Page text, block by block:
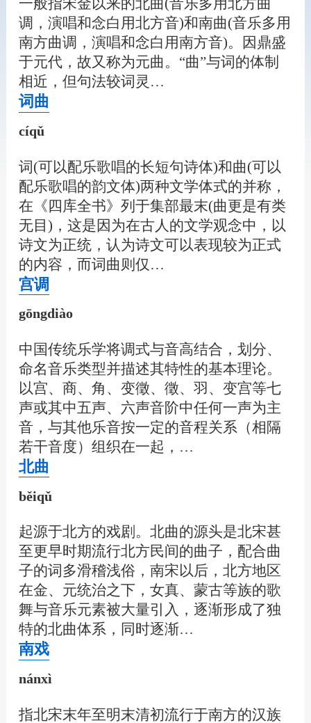
一般指宋金以来的北曲(音乐多用北方曲
调，演唱和念白用北方音)和南曲(音乐多用
南方曲调，演唱和念白用南方音)。因鼎盛
于元代，故又称为元曲。“曲”与词的体制
相近，但句法较词灵…
词曲
cíqǔ
词(可以配乐歌唱的长短句诗体)和曲(可以
配乐歌唱的韵文体)两种文学体式的并称，
在《四库全书》列于集部最末(曲更是有类
无目)，这是因为在古人的文学观念中，以
诗文为正统，认为诗文可以表现较为正式
的内容，而词曲则仅…
宫调
gōngdiào
中国传统乐学将调式与音高结合，划分、
命名音乐类型并描述其特性的基本理论。
以宫、商、角、变徵、徵、羽、变宫等七
声或其中五声、六声音阶中任何一声为主
音，与其他乐音按一定的音程关系（相隔
若干音度）组织在一起，…
北曲
běiqǔ
起源于北方的戏剧。北曲的源头是北宋甚
至更早时期流行北方民间的曲子，配合曲
子的词多滑稽浅俗，南宋以后，北方地区
在金、元统治之下，女真、蒙古等族的歌
舞与音乐元素被大量引入，逐渐形成了独
特的北曲体系，同时逐渐…
南戏
nánxì
指北宋末年至明末清初流行于南方的汉族